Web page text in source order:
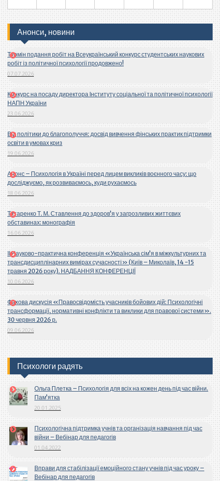
Анонси, новини
Термін подання робіт на Всеукраїнський конкурс студентських наукових
робіт із політичної психології продовжено!
07.07.2026
Конкурс на посаду директора Інституту соціальної та політичної психології
НАПН України
23.06.2026
Від політики до благополуччя: досвід вивчення фінських практик підтримки
освіти в умовах криз
19.06.2026
Анонс – Психологія в Україні перед лицем викликів воєнного часу: що
досліджуємо, як розвиваємось, куди рухаємось
18.06.2026
Титаренко Т. М. Ставлення до здоров’я у загрозливих життєвих
обставинах: монографія
16.06.2026
ІІ Науково-практична конференція «Українська сім’я в міжкультурних та
трансдисциплінарних вимірах сучасності» (Київ – Миколаїв, 14 -15
травня 2026 року). НАДБАННЯ КОНФЕРЕНЦІЇ
10.06.2026
Фахова дискусія «Правосвідомість учасників бойових дій: Психологічні
трансформації, нормативні конфлікти та виклики для правової системи».
30 червня 2026 р.
09.06.2026
Психологи радять
Ольга Плетка – Психологія для всіх на кожен день під час війни.
Пам’ятка
20.01.2025
Психологічна підтримка учнів та організація навчання під час
війни – Вебінар для педагогів
01.04.2022
Вправи для стабілізації емоційного стану учнів під час уроку –
Вебінар для педагогів